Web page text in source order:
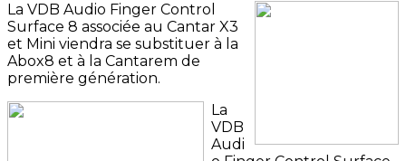
La VDB Audio Finger Control
Surface 8 associée au Cantar X3
et Mini viendra se substituer à la
Abox8 et à la Cantarem de
première génération.
La
VDB
Audi